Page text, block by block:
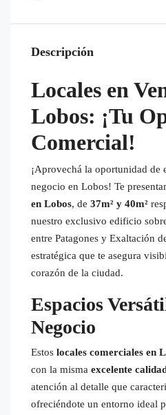
Descripción
Locales en
Lobos: ¡Tu
Comercial!
¡Aprovechá la oportunidad de
negocio en Lobos! Te
en Lobos, de 37m² y 40m²
nuestro exclusivo edificio
entre Patagones y Exaltación
estratégica que te asegura
corazón de la ciudad.
Espacios
Negocio
Estos locales comerciales en
con la misma excelente
atención al detalle que
ofreciéndote un entorno ideal